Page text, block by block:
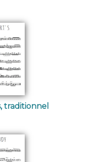
traditionnel